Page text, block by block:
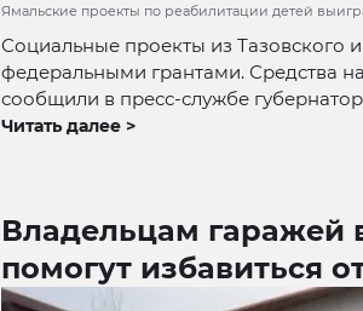
Ямальские проекты по реабилитации детей
Социальные проекты из Тазовского
федеральными грантами. Средства
сообщили в пресс-службе
Читать далее >
Владельцам гаражей
помогут избавиться